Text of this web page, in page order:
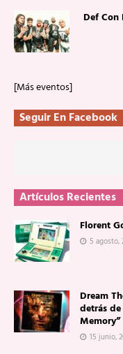
Def Con
[Más eventos]
Seguir En Facebook
Artículos Recientes
Florent
5 agosto,
Dream
detrás
Memory”
15 junio,